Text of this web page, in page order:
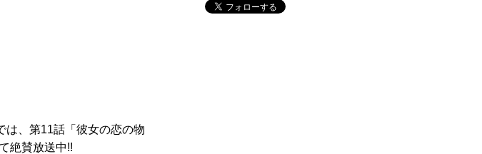
は、第11話「彼女の恋の物
絶賛放送中!!